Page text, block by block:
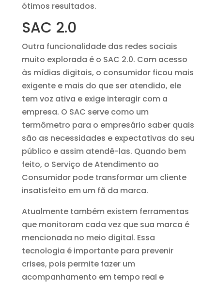
ótimos resultados.
SAC 2.0
Outra funcionalidade das redes sociais
muito explorada é o SAC 2.0. Com acesso
às mídias digitais, o consumidor ficou mais
exigente e mais do que ser atendido, ele
tem voz ativa e exige interagir com a
empresa. O SAC serve como um
termômetro para o empresário saber quais
são as necessidades e expectativas do seu
público e assim atendê-las. Quando bem
feito, o Serviço de Atendimento ao
Consumidor pode transformar um cliente
insatisfeito em um fã da marca.
Atualmente também existem ferramentas
que monitoram cada vez que sua marca é
mencionada no meio digital. Essa
tecnologia é importante para prevenir
crises, pois permite fazer um
acompanhamento em tempo real e